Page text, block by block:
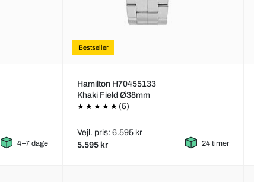
4–7 dage
Bestseller
Hamilton H70455133
Khaki Field Ø38mm
(5)
Vejl. pris: 6.595 kr
5.595 kr 24 timer